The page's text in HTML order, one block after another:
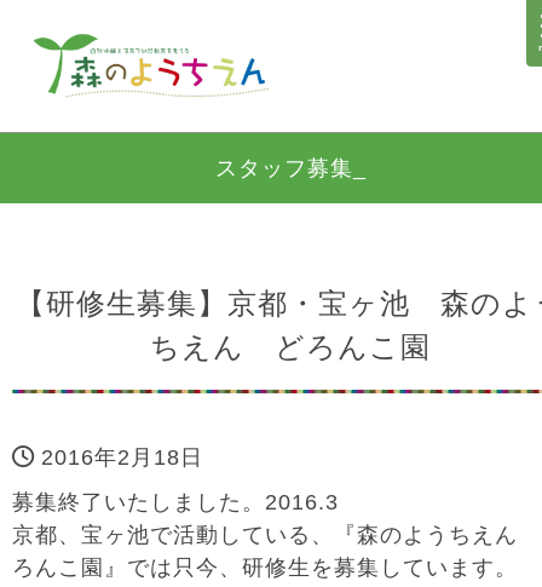
スタッフ募集_
【研修生募集】京都・宝ヶ池 森のよ
ちえん どろんこ園
2016年2月18日
募集終了いたしました。2016.3
京都、宝ヶ池で活動している、『森のようちえん
ろんこ園』では只今、研修生を募集しています。